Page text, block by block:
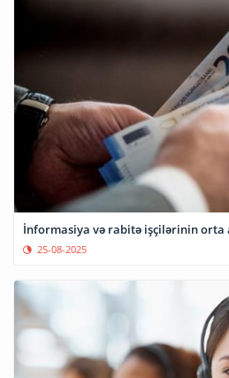
İnformasiya və rabitə işçilərinin orta
25-08-2025